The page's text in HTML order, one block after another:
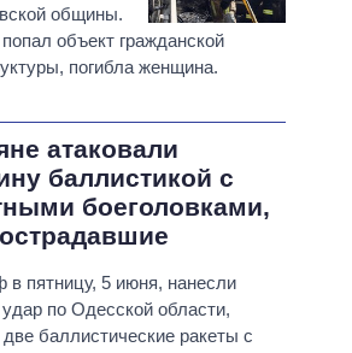
общины.
объект гражданской
погибла женщина.
атаковали
баллистикой с
боеголовками,
в пятницу, 5 июня, нанесли
по Одесской области,
баллистические ракеты с